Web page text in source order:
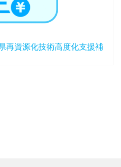
再資源化技術高度化支援補